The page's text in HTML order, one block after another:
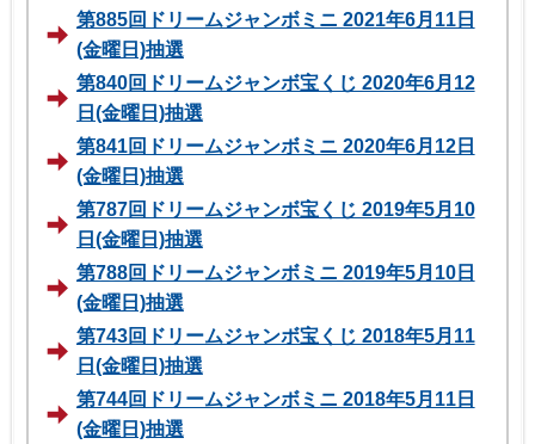
第885回ドリームジャンボミニ 2021年6月11日
(金曜日)抽選
第840回ドリームジャンボ宝くじ 2020年6月12
日(金曜日)抽選
第841回ドリームジャンボミニ 2020年6月12日
(金曜日)抽選
第787回ドリームジャンボ宝くじ 2019年5月10
日(金曜日)抽選
第788回ドリームジャンボミニ 2019年5月10日
(金曜日)抽選
第743回ドリームジャンボ宝くじ 2018年5月11
日(金曜日)抽選
第744回ドリームジャンボミニ 2018年5月11日
(金曜日)抽選